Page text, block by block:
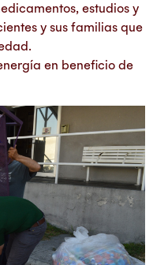
estudios y
y sus familias que
en beneficio de